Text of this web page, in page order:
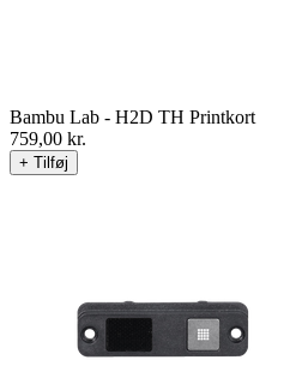
Bambu Lab - H2D TH Printkort
759,00 kr.
+ Tilføj